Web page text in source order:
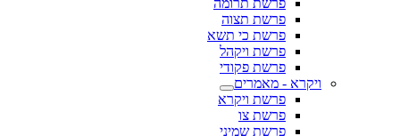
פרשת תרומה
פרשת תצוה
פרשת כי תשא
פרשת ויקהל
פרשת פקודי
ויקרא - מאמרים
פרשת ויקרא
פרשת צו
פרשת שמיני